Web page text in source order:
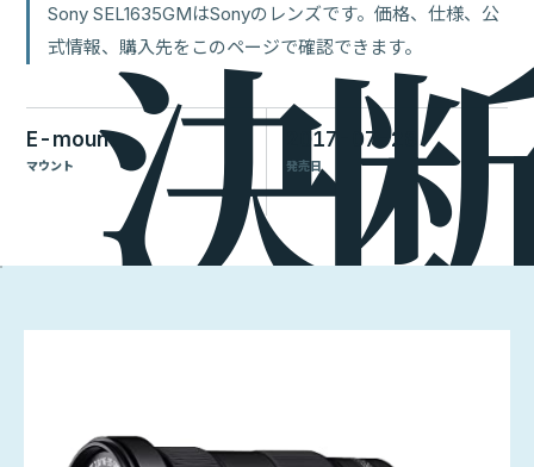
Sony SEL1635GMはSonyのレンズです。価格、仕様、公
式情報、購入先をこのページで確認できます。
E-mount
マウント
2017-07-28
発売日